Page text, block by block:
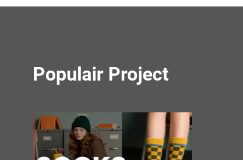
Populair Project